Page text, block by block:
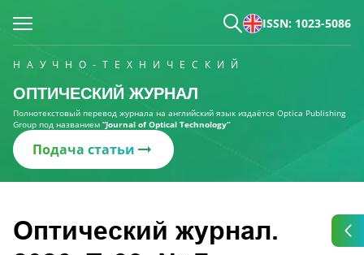
ISSN: 1023-5086
НАУЧНО-ТЕХНИЧЕСКИЙ
ОПТИЧЕСКИЙ ЖУРНАЛ
Полнотекстовый перевод журнала на английский язык издаётся Optica Publishing
Group под названием “Journal of Optical Technology“
Подача статьи
Оптический журнал.